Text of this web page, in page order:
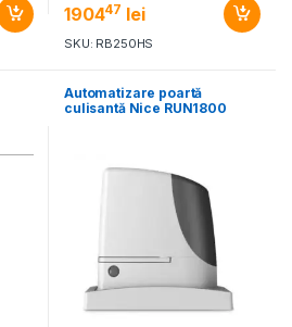
190447 lei
SKU: RB250HS
Automatizare poartă
culisantă Nice RUN1800